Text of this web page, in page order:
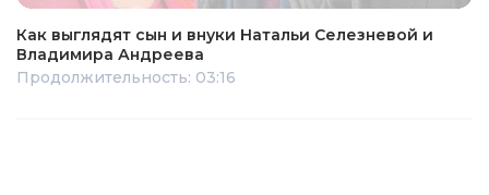
Как выглядят сын и внуки Натальи Селезневой и
Владимира Андреева
Продолжительность: 03:16